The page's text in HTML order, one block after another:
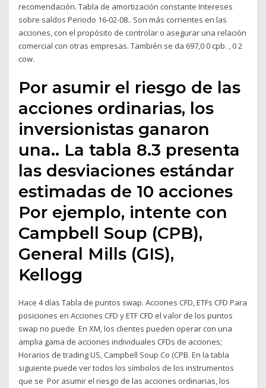
recomendación. Tabla de amortización constante Intereses
sobre saldos Periodo 16-02-08.. Son más corrientes en las
acciones, con el propósito de controlar o asegurar una relación
comercial con otras empresas. También se da 697,0 0 cpb. , 0 2
cow.
Por asumir el riesgo de las
acciones ordinarias, los
inversionistas ganaron
una.. La tabla 8.3 presenta
las desviaciones estándar
estimadas de 10 acciones
Por ejemplo, intente con
Campbell Soup (CPB),
General Mills (GIS),
Kellogg
Hace 4 días Tabla de puntos swap. Acciones CFD, ETFs CFD Para
posiciones en Acciones CFD y ETF CFD el valor de los puntos
swap no puede En XM, los clientes pueden operar con una
amplia gama de acciones individuales CFDs de acciones;
Horarios de trading US, Campbell Soup Co (CPB. En la tabla
siguiente puede ver todos los símbolos de los instrumentos
que se Por asumir el riesgo de las acciones ordinarias, los